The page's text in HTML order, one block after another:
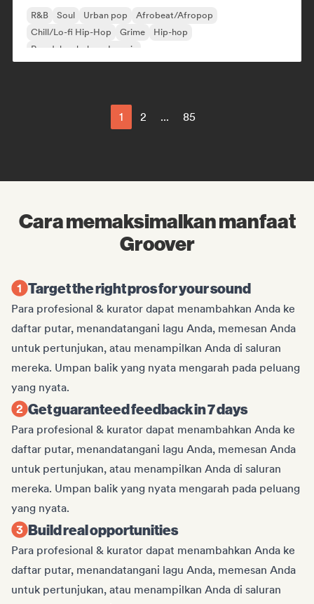
R&B Soul Urban pop
Afrobeat/Afropop
Chill/Lo-fi Hip-Hop
Grime
Hip-hop
Rap dalam bahasa Inggris
1 2 ... 85
Cara memaksimalkan manfaat
Groover
Target the right pros for your sound
Para profesional & kurator dapat menambahkan Anda ke
daftar putar, menandatangani lagu Anda, memesan Anda
untuk pertunjukan, atau menampilkan Anda di saluran
mereka. Umpan balik yang nyata mengarah pada peluang
yang nyata.
Get guaranteed feedback in 7 days
Para profesional & kurator dapat menambahkan Anda ke
daftar putar, menandatangani lagu Anda, memesan Anda
untuk pertunjukan, atau menampilkan Anda di saluran
mereka. Umpan balik yang nyata mengarah pada peluang
yang nyata.
Build real opportunities
Para profesional & kurator dapat menambahkan Anda ke
daftar putar, menandatangani lagu Anda, memesan Anda
untuk pertunjukan, atau menampilkan Anda di saluran